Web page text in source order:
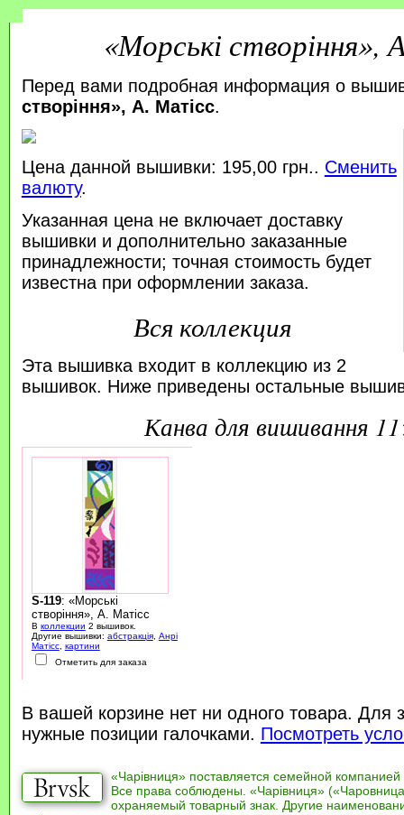
«Морські створіння»,
Перед вами подробная информация о
створіння», А. Матісс.
Цена данной вышивки: 195,00 грн.. Сменить
валюту.
Указанная цена не включает доставку
вышивки и дополнительно заказанные
принадлежности; точная стоимость будет
известна при оформлении заказа.
Вся коллекция
Эта вышивка входит в коллекцию из 2
вышивок. Ниже приведены остальные
канва для вишивання
S-119: «Морські
створіння», А. Матісс
В коллекции 2 вышивок.
Другие вышивки: абстракція, Анрі
Матісс, картини
Отметить для заказа
В вашей корзине нет ни одного товара. Для
нужные позиции галочками. Посмотреть
«Чарівниця» поставляется семейной компанией
Все права соблюдены. «Чарівниця»
охраняемый товарный знак. Другие